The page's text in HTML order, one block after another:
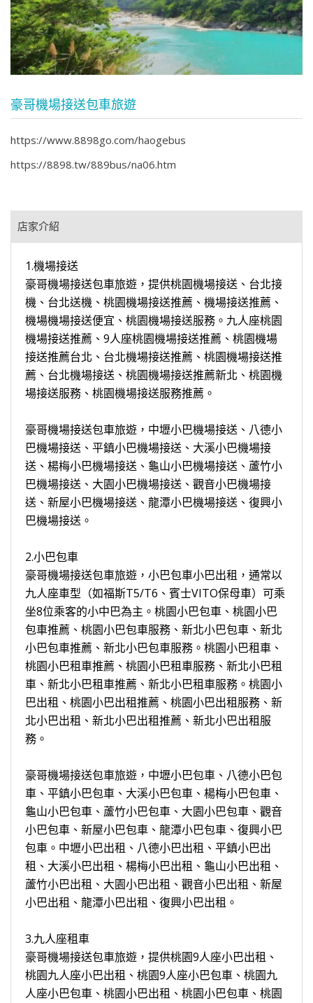
豪哥機場接送包車旅遊
https://www.8898go.com/haogebus
https://8898.tw/889bus/na06.htm
店家介紹
1.機場接送
豪哥機場接送包車旅遊，提供桃園機場接送、台北接
機、台北送機、桃園機場接送推薦、機場接送推薦、
機場機場接送便宜、桃園機場接送服務。九人座桃園
機場接送推薦、9人座桃園機場接送推薦、桃園機場
接送推薦台北、台北機場接送推薦、桃園機場接送推
薦、台北機場接送、桃園機場接送推薦新北、桃園機
場接送服務、桃園機場接送服務推薦。
豪哥機場接送包車旅遊，中壢小巴機場接送、八德小
巴機場接送、平鎮小巴機場接送、大溪小巴機場接
送、楊梅小巴機場接送、龜山小巴機場接送、蘆竹小
巴機場接送、大園小巴機場接送、觀音小巴機場接
送、新屋小巴機場接送、龍潭小巴機場接送、復興小
巴機場接送。
2.小巴包車
豪哥機場接送包車旅遊，小巴包車小巴出租，通常以
九人座車型（如福斯T5/T6、賓士VITO保母車）可乘
坐8位乘客的小中巴為主。桃園小巴包車、桃園小巴
包車推薦、桃園小巴包車服務、新北小巴包車、新北
小巴包車推薦、新北小巴包車服務。桃園小巴租車、
桃園小巴租車推薦、桃園小巴租車服務、新北小巴租
車、新北小巴租車推薦、新北小巴租車服務。桃園小
巴出租、桃園小巴出租推薦、桃園小巴出租服務、新
北小巴出租、新北小巴出租推薦、新北小巴出租服
務。
豪哥機場接送包車旅遊，中壢小巴包車、八德小巴包
車、平鎮小巴包車、大溪小巴包車、楊梅小巴包車、
龜山小巴包車、蘆竹小巴包車、大園小巴包車、觀音
小巴包車、新屋小巴包車、龍潭小巴包車、復興小巴
包車。中壢小巴出租、八德小巴出租、平鎮小巴出
租、大溪小巴出租、楊梅小巴出租、龜山小巴出租、
蘆竹小巴出租、大園小巴出租、觀音小巴出租、新屋
小巴出租、龍潭小巴出租、復興小巴出租。
3.九人座租車
豪哥機場接送包車旅遊，提供桃園9人座小巴出租、
桃園九人座小巴出租、桃園9人座小巴包車、桃園九
人座小巴包車、桃園小巴出租、桃園小巴包車、桃園